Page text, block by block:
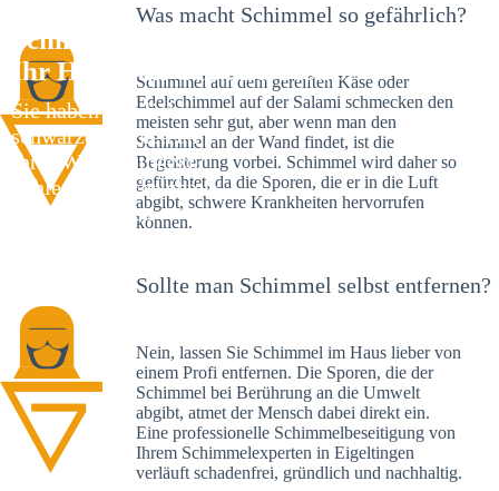
Schimmelexperte in Eigeltingen –
Ihr Helfer an Ort und Stelle
Sie haben kürzlich
schwarze Flecken an
Ihrer Wand entdeckt?
Schlechte Nachrichten:
Sie haben einen
Was macht Schimmel so gefährlich?
Schimmel auf dem gereiften Käse oder
Edelschimmel auf der Salami schmecken den
meisten sehr gut, aber wenn man den
Schimmel an der Wand findet, ist die
Begeisterung vorbei. Schimmel wird daher so
gefürchtet, da die Sporen, die er in die Luft
abgibt, schwere Krankheiten hervorrufen
können.
Sollte man Schimmel selbst entfernen?
Nein, lassen Sie Schimmel im Haus lieber von
einem Profi entfernen. Die Sporen, die der
Schimmel bei Berührung an die Umwelt
abgibt, atmet der Mensch dabei direkt ein.
Eine professionelle Schimmelbeseitigung von
Ihrem Schimmelexperten in Eigeltingen
verläuft schadenfrei, gründlich und nachhaltig.